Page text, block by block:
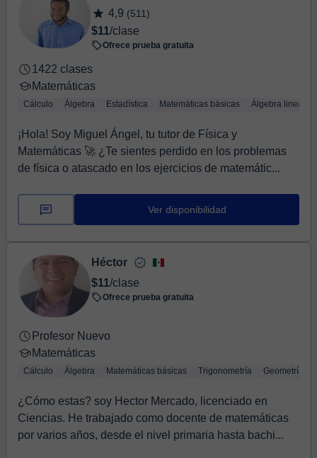
4,9 (511)
$11/clase
Ofrece prueba gratuita
1422 clases
Matemáticas
Cálculo Álgebra Estadística Matemáticas básicas Álgebra lineal
¡Hola! Soy Miguel Ángel, tu tutor de Física y
Matemáticas 🚀 ¿Te sientes perdido en los problemas
de física o atascado en los ejercicios de matemátic...
Ver disponibilidad
Héctor
$11/clase
Ofrece prueba gratuita
Profesor Nuevo
Matemáticas
Cálculo Álgebra Matemáticas básicas Trigonometría Geometría
¿Cómo estas? soy Hector Mercado, licenciado en
Ciencias. He trabajado como docente de matemáticas
por varios años, desde el nivel primaria hasta bachi...